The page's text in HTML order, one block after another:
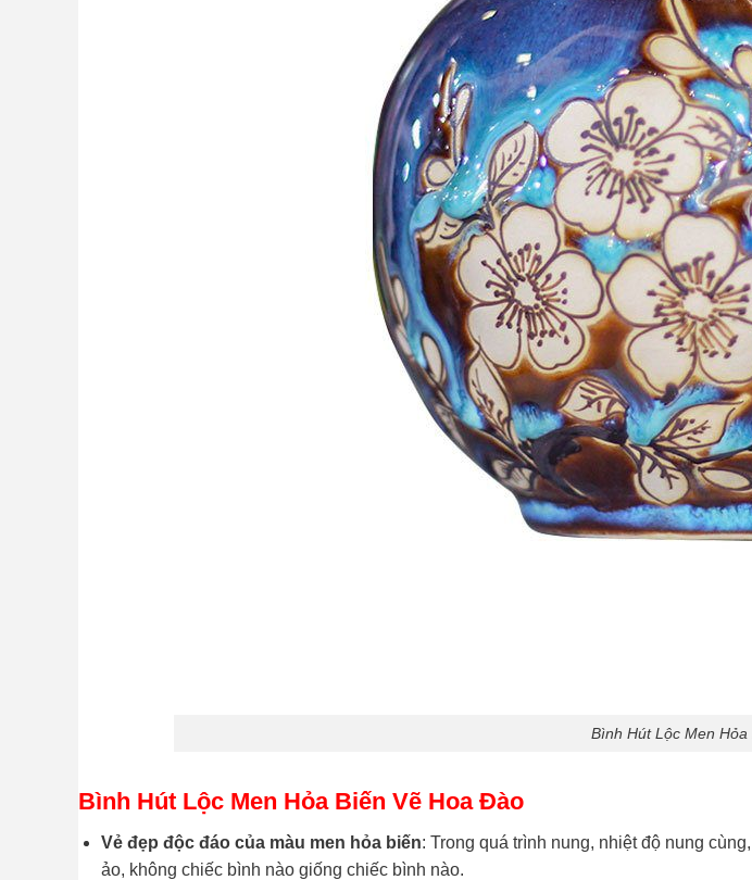
Bình Hút Lộc Men
Bình Hút Lộc Men Hỏa Biến Vẽ Hoa Đào
Vẻ đẹp độc đáo của màu men hỏa biến: Trong quá trình nung, nhiệt độ nung
ảo, không chiếc bình nào giống chiếc bình nào.